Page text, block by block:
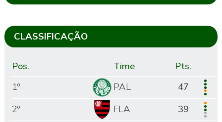
CLASSIFICAÇÃO
Pos. Time
Pts.
1º
PAL
47
2º
FLA
39